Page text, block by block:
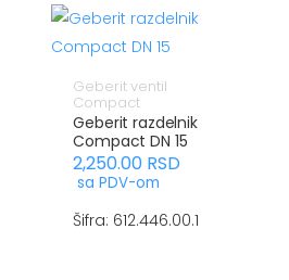
Geberit ventil
Compact
Geberit razdelnik
Compact DN 15
2,250.00 RSD
sa PDV-om
Šifra: 612.446.00.1